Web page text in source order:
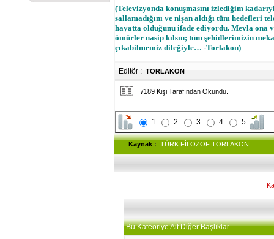
(Televizyonda konuşmasını izlediğim
sallamadığını ve nişan aldığı tüm hedefleri
hayatta olduğunu ifade ediyordu. Mevla ona
ömürler nasip kılsın; tüm şehidlerimizin
çıkabilmemiz dileğiyle… -Torlakon)
Editör : TORLAKON
7189 Kişi Tarafından Okundu.
1 2 3 4 5
Kaynak : TÜRK FİLOZOF TORLAKON
Bu Kateoriye Ait Diğer Başlıklar